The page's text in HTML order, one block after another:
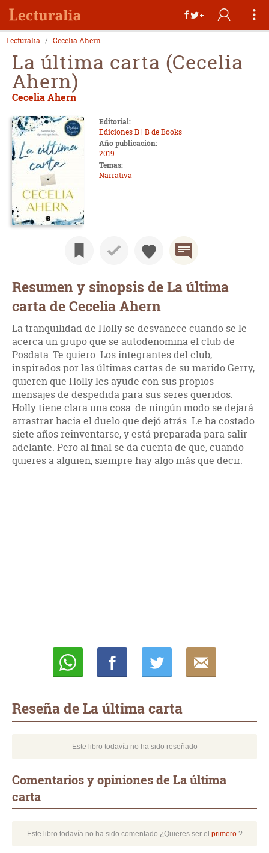
Lecturalia Cecelia Ahern
La última carta (Cecelia
Ahern)
Cecelia Ahern
Editorial:
Ediciones B | B de Books
Año publicación:
2019
Temas:
Narrativa
Resumen y sinopsis de La última
carta de Cecelia Ahern
La tranquilidad de Holly se desvanece cuando se le
acerca un grupo que se autodenomina el club de
Posdata: Te quiero. Los integrantes del club,
inspirados por las últimas cartas de su marido Gerry,
quieren que Holly les ayude con sus propios
mensajes de despedida para sus seres queridos.
Holly tiene clara una cosa: de ningún modo se dejará
arrastrar hacia el duelo que dejó atrás. Le ha costado
siete años reinventarse, y está preparada para salir
adelante. Pero al final se da cuenta de que, cuando
quieres a alguien, siempre hay algo más que decir.
Reseña de La última carta
Este libro todavía no ha sido reseñado
Comentarios y opiniones de La última
carta
Este libro todavía no ha sido comentado ¿Quieres ser el primero?